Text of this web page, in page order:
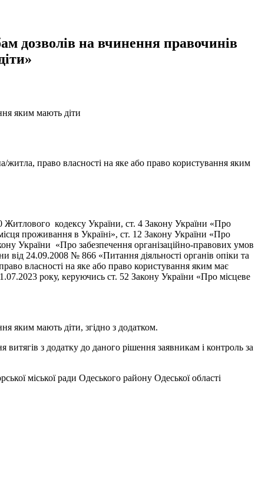
дозволів на вчинення правочинів
яким мають діти
право власності на яке або право користування яким
Житлового кодексу України, ст. 4 Закону України «Про
проживання в Україні», ст. 12 Закону України «Про
України «Про забезпечення організаційно-правових умов
від 24.09.2008 № 866 «Питання діяльності органів опіки та
власності на яке або право користування яким має
року, керуючись ст. 52 Закону України «Про місцеве
яким мають діти, згідно з додатком.
з додатку до даного рішення заявникам і контроль за
міської ради Одеського району Одеської області